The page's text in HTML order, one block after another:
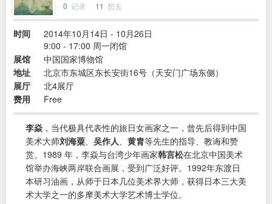
0 记录 11 想去
时间
2014年10月14日 - 10月26日
9:00 - 17:00 周一闭馆
展馆
中国国家博物馆
地址
北京市东城区东长安街16号（天安门广场东侧）
展厅
北4展厅
费用
Free
李焱 ，当代极具代表性的旅日女画家之一，曾先后得到中国
美术大师刘海粟、 吴作人、 黄胄等先生的指导、教诲和赞
赏。1989 年，李焱与台湾少年画家韩言松在北京中国美术
馆举办海峡两岸联合画展，受到广泛好评。1992年东渡日
本研习油画，从师于日本几位美术界大师，获得日本三大美
术大学之一的多摩美术大学艺术博士学位。